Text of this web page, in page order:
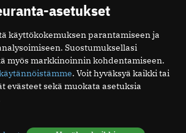
asetukset
käyttökokemuksen parantamiseen ja
Suostumuksellasi
myös markkinoinnin kohdentamiseen.
. Voit hyväksyä kaikki tai
evästeet sekä muokata asetuksia